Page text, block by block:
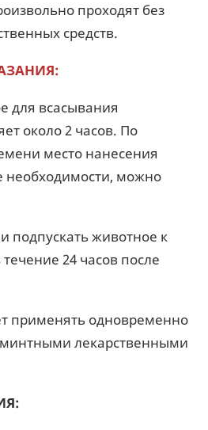
проходят без
средств.
для всасывания
около 2 часов. По
место нанесения
необходимости, можно
подпускать животное к
24 часов после
применять одновременно
лекарственными